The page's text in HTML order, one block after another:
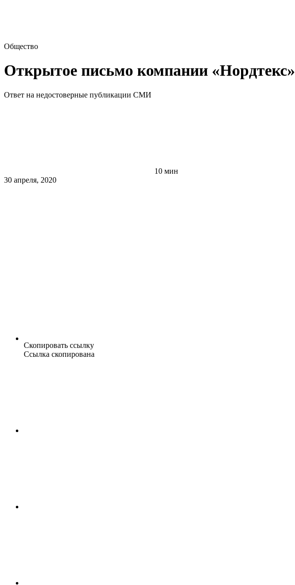
Общество
Открытое письмо компании «Нордтекс»
Ответ на недостоверные публикации СМИ
10 мин
30 апреля, 2020
Скопировать ссылку
Ссылка скопирована